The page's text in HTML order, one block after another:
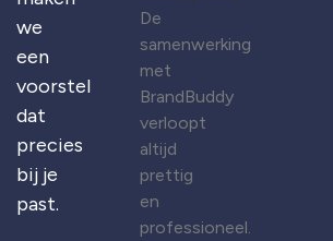
we
een
voorstel
dat
precies
bij je
past.
De
samenwerking
met
BrandBuddy
verloopt
altijd
prettig
en
professioneel.